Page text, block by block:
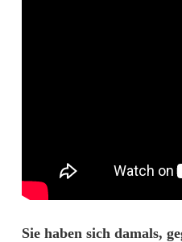
r
t
Sie haben sich damals,